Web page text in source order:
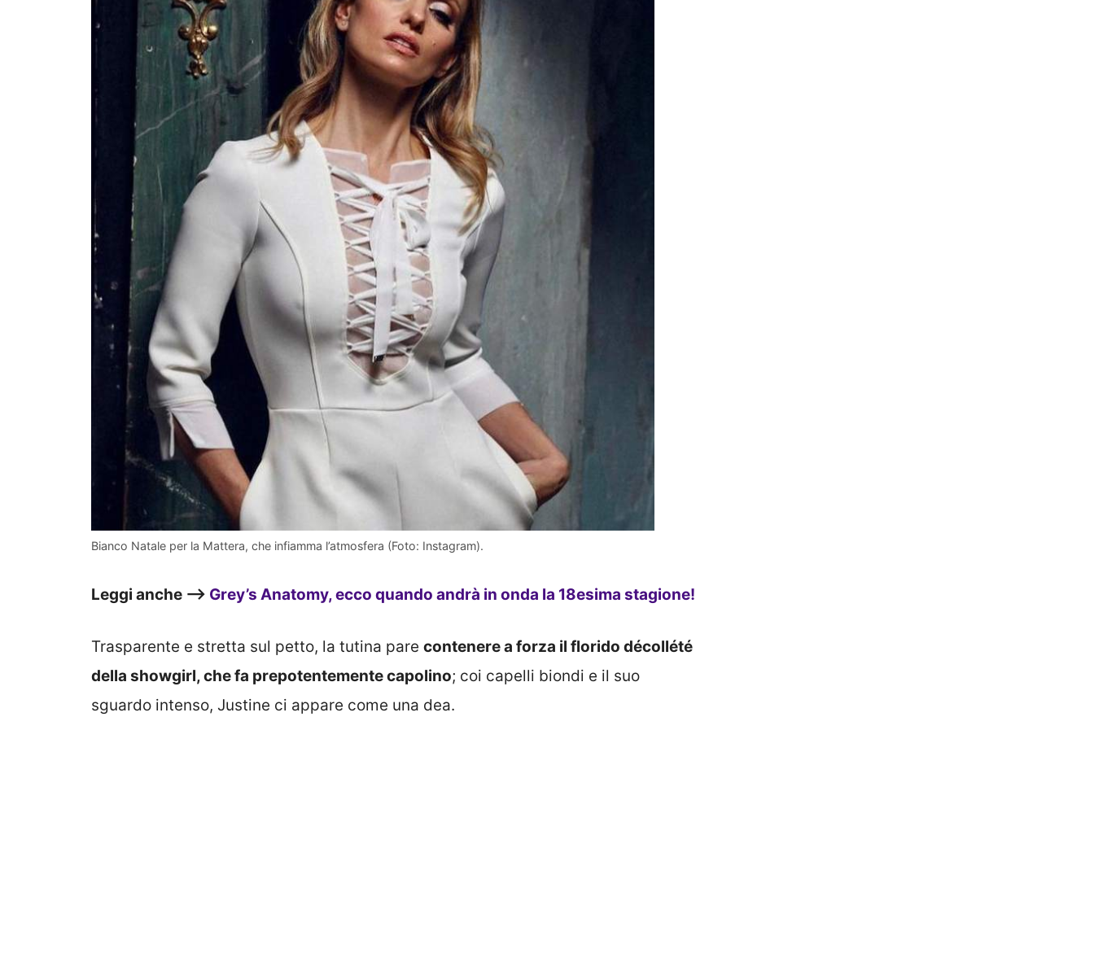
Bianco Natale per la Mattera, che infiamma l’atmosfera (Foto: Instagram).
Leggi anche –> Grey’s Anatomy, ecco quando andrà in onda la 18esima stagione!
Trasparente e stretta sul petto, la tutina pare contenere a forza il florido décollété
della showgirl, che fa prepotentemente capolino; coi capelli biondi e il suo
sguardo intenso, Justine ci appare come una dea.